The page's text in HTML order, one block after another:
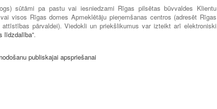
sūtāmi pa pastu vai iesniedzami Rīgas pilsētas būvvaldes Klientu
visos Rīgas domes Apmeklētāju pieņemšanas centros (adresēt Rīgas
pārvaldei). Viedokli un priekšlikumus var izteikt arī elektroniski
līdzdalība”.
publiskajai apspriešanai